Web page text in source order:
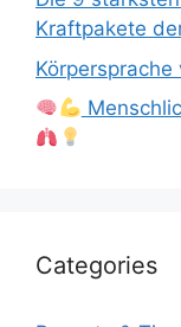
Kraftpakete
Categories